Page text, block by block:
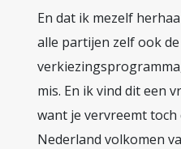
En dat ik mezelf
alle partijen zelf ook
mis. En ik vind dit een
want je vervreemt
Nederland volkomen